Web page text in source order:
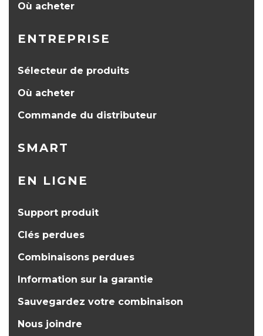
Où acheter
ENTREPRISE
Sélecteur de produits
Où acheter
Commande du distributeur
SMART
EN LIGNE
Support produit
Clés perdues
Combinaisons perdues
Information sur la garantie
Sauvegardez votre combinaison
Nous joindre